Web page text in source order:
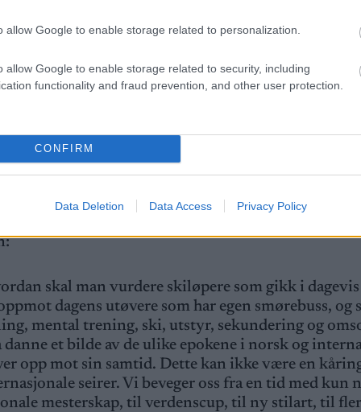
allow Google to enable storage related to personalization.
allow Google to enable storage related to security, including
functionality and fraud prevention, and other user protection.
CONFIRM
Data Deletion Data Access Privacy Policy
først OL-stafetten for kvinner. Før OL i
sette i gang. Det var veldig gøy å lærerikt å
Langrenn er en utrolig viktig del av
Bjørn, men jeg har lært veldig mye gjennom
vil bli lagt ut i deler over de neste to ukene og de
skal man vurdere skiløpere som gikk i
dagens utøvere som har egen smørebuss, og
mental trening, ski, utstyr, sekundering og
et bilde av de ulike epokene i norsk og
opp mot sin samtid. Dette kan ikke være en
seirer. Vi beveger oss fra en tid med kun
mesterskap, til verdenscup, til ny stilart, til